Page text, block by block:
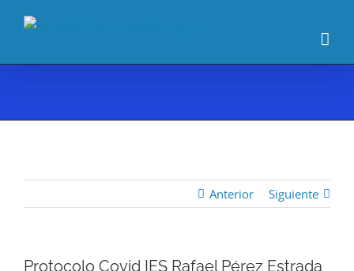
Anterior Siguiente
Protocolo Covid IES Rafael Pérez Estrada